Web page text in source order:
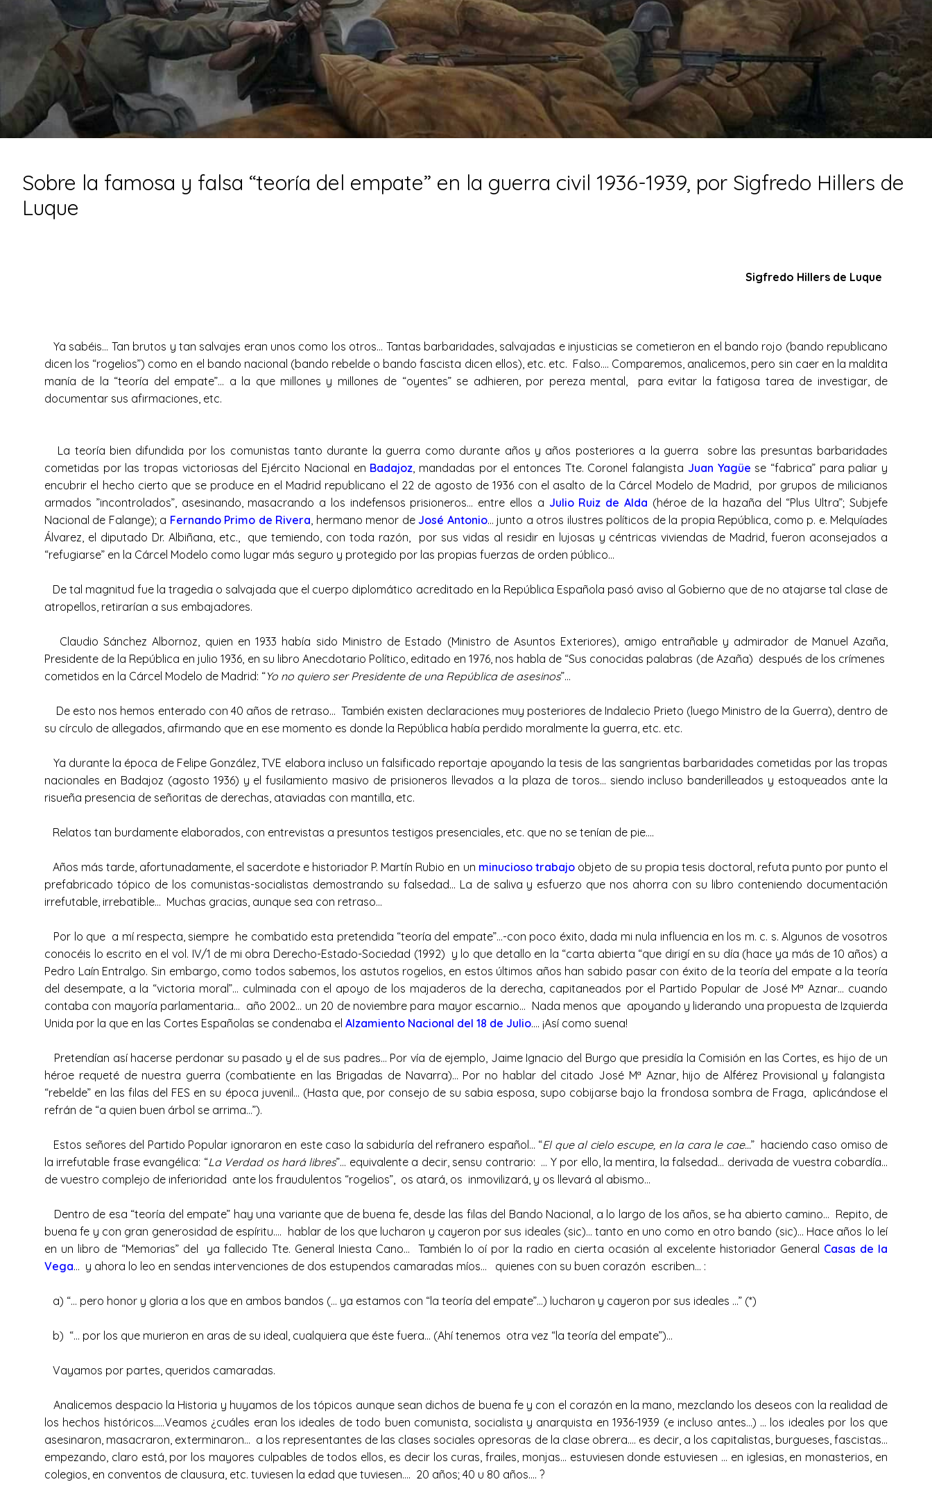
Sobre la famosa y falsa “teoría del empate” en la guerra civil 1936-1939, por Sigfredo Hillers de
Luque
Sigfredo Hillers de Luque
Ya sabéis… Tan brutos y tan salvajes eran unos como los otros… Tantas barbaridades, salvajadas e injusticias se cometieron en el bando rojo (bando republicano
dicen los “rogelios”) como en el bando nacional (bando rebelde o bando fascista dicen ellos), etc. etc. Falso…. Comparemos, analicemos, pero sin caer en la maldita
manía de la “teoría del empate”… a la que millones y millones de “oyentes” se adhieren, por pereza mental, para evitar la fatigosa tarea de investigar, de
documentar sus afirmaciones, etc.
La teoría bien difundida por los comunistas tanto durante la guerra como durante años y años posteriores a la guerra sobre las presuntas barbaridades
cometidas por las tropas victoriosas del Ejército Nacional en Badajoz, mandadas por el entonces Tte. Coronel falangista Juan Yagüe se “fabrica” para paliar y
encubrir el hecho cierto que se produce en el Madrid republicano el 22 de agosto de 1936 con el asalto de la Cárcel Modelo de Madrid, por grupos de milicianos
armados ”incontrolados”, asesinando, masacrando a los indefensos prisioneros… entre ellos a Julio Ruiz de Alda (héroe de la hazaña del “Plus Ultra”; Subjefe
Nacional de Falange); a Fernando Primo de Rivera, hermano menor de José Antonio… junto a otros ilustres políticos de la propia República, como p. e. Melquíades
Álvarez, el diputado Dr. Albiñana, etc., que temiendo, con toda razón, por sus vidas al residir en lujosas y céntricas viviendas de Madrid, fueron aconsejados a
“refugiarse” en la Cárcel Modelo como lugar más seguro y protegido por las propias fuerzas de orden público…
De tal magnitud fue la tragedia o salvajada que el cuerpo diplomático acreditado en la República Española pasó aviso al Gobierno que de no atajarse tal clase de
atropellos, retirarían a sus embajadores.
Claudio Sánchez Albornoz, quien en 1933 había sido Ministro de Estado (Ministro de Asuntos Exteriores), amigo entrañable y admirador de Manuel Azaña,
Presidente de la República en julio 1936, en su libro Anecdotario Político, editado en 1976, nos habla de “Sus conocidas palabras (de Azaña) después de los crímenes
cometidos en la Cárcel Modelo de Madrid: “Yo no quiero ser Presidente de una República de asesinos”…
De esto nos hemos enterado con 40 años de retraso… También existen declaraciones muy posteriores de Indalecio Prieto (luego Ministro de la Guerra), dentro de
su círculo de allegados, afirmando que en ese momento es donde la República había perdido moralmente la guerra, etc. etc.
Ya durante la época de Felipe González, TVE elabora incluso un falsificado reportaje apoyando la tesis de las sangrientas barbaridades cometidas por las tropas
nacionales en Badajoz (agosto 1936) y el fusilamiento masivo de prisioneros llevados a la plaza de toros… siendo incluso banderilleados y estoqueados ante la
risueña presencia de señoritas de derechas, ataviadas con mantilla, etc.
Relatos tan burdamente elaborados, con entrevistas a presuntos testigos presenciales, etc. que no se tenían de pie….
Años más tarde, afortunadamente, el sacerdote e historiador P. Martín Rubio en un minucioso trabajoobjeto de su propia tesis doctoral, refuta punto por punto el
prefabricado tópico de los comunistas-socialistas demostrando su falsedad… La de saliva y esfuerzo que nos ahorra con su libro conteniendo documentación
irrefutable, irrebatible… Muchas gracias, aunque sea con retraso…
Por lo que a mí respecta, siempre he combatido esta pretendida “teoría del empate”…-con poco éxito, dada mi nula influencia en los m. c. s. Algunos de vosotros
conocéis lo escrito en el vol. IV/1 de mi obra Derecho-Estado-Sociedad (1992) y lo que detallo en la “carta abierta “que dirigí en su día (hace ya más de 10 años) a
Pedro Laín Entralgo. Sin embargo, como todos sabemos, los astutos rogelios, en estos últimos años han sabido pasar con éxito de la teoría del empate a la teoría
del desempate, a la “victoria moral”… culminada con el apoyo de los majaderos de la derecha, capitaneados por el Partido Popular de José Mª Aznar… cuando
contaba con mayoría parlamentaria… año 2002… un 20 de noviembre para mayor escarnio… Nada menos que apoyando y liderando una propuesta de Izquierda
Unida por la que en las Cortes Españolas se condenaba el Alzamiento Nacional del 18 de Julio…. ¡Así como suena!
Pretendían así hacerse perdonar su pasado y el de sus padres… Por vía de ejemplo, Jaime Ignacio del Burgo que presidía la Comisión en las Cortes, es hijo de un
héroe requeté de nuestra guerra (combatiente en las Brigadas de Navarra)… Por no hablar del citado José Mª Aznar, hijo de Alférez Provisional y falangista
“rebelde” en las filas del FES en su época juvenil… (Hasta que, por consejo de su sabia esposa, supo cobijarse bajo la frondosa sombra de Fraga, aplicándose el
refrán de “a quien buen árbol se arrima…”).
Estos señores del Partido Popular ignoraron en este caso la sabiduría del refranero español… “El que al cielo escupe, en la cara le cae…” haciendo caso omiso de
la irrefutable frase evangélica: “La Verdad os hará libres”… equivalente a decir, sensu contrario: … Y por ello, la mentira, la falsedad… derivada de vuestra cobardía…
de vuestro complejo de inferioridad ante los fraudulentos “rogelios”, os atará, os inmovilizará, y os llevará al abismo…
Dentro de esa “teoría del empate” hay una variante que de buena fe, desde las filas del Bando Nacional, a lo largo de los años, se ha abierto camino… Repito, de
buena fe y con gran generosidad de espíritu…. hablar de los que lucharon y cayeron por sus ideales (sic)… tanto en uno como en otro bando (sic)… Hace años lo leí
en un libro de “Memorias” del ya fallecido Tte. General Iniesta Cano… También lo oí por la radio en cierta ocasión al excelente historiador General Casas de la
Vega… y ahora lo leo en sendas intervenciones de dos estupendos camaradas míos… quienes con su buen corazón escriben… :
a) “… pero honor y gloria a los que en ambos bandos (… ya estamos con “la teoría del empate”…) lucharon y cayeron por sus ideales …” (*)
b) “… por los que murieron en aras de su ideal, cualquiera que éste fuera… (Ahí tenemos otra vez “la teoría del empate”)…
Vayamos por partes, queridos camaradas.
Analicemos despacio la Historia y huyamos de los tópicos aunque sean dichos de buena fe y con el corazón en la mano, mezclando los deseos con la realidad de
los hechos históricos…..Veamos ¿cuáles eran los ideales de todo buen comunista, socialista y anarquista en 1936-1939 (e incluso antes…) … los ideales por los que
asesinaron, masacraron, exterminaron… a los representantes de las clases sociales opresoras de la clase obrera…. es decir, a los capitalistas, burgueses, fascistas…
empezando, claro está, por los mayores culpables de todos ellos, es decir los curas, frailes, monjas… estuviesen donde estuviesen … en iglesias, en monasterios, en
colegios, en conventos de clausura, etc. tuviesen la edad que tuviesen…. 20 años; 40 u 80 años…. ?